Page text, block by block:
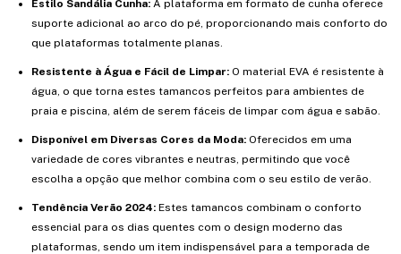
Estilo Sandália Cunha: A plataforma em formato de cunha oferece
suporte adicional ao arco do pé, proporcionando mais conforto do
que plataformas totalmente planas.
Resistente à Água e Fácil de Limpar: O material EVA é resistente à
água, o que torna estes tamancos perfeitos para ambientes de
praia e piscina, além de serem fáceis de limpar com água e sabão.
Disponível em Diversas Cores da Moda: Oferecidos em uma
variedade de cores vibrantes e neutras, permitindo que você
escolha a opção que melhor combina com o seu estilo de verão.
Tendência Verão 2024: Estes tamancos combinam o conforto
essencial para os dias quentes com o design moderno das
plataformas, sendo um item indispensável para a temporada de